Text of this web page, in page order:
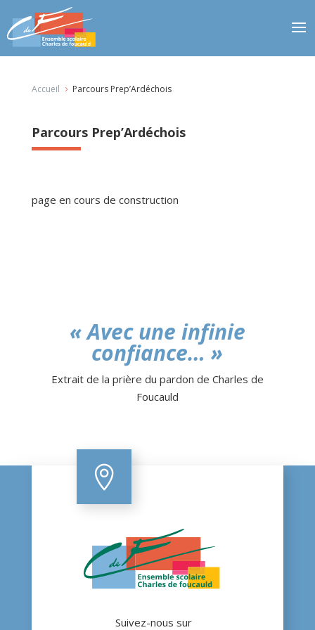
Accueil 5 Parcours Prep’Ardéchois
Parcours Prep’Ardéchois
page en cours de construction
« Avec une infinie
confiance… »
Extrait de la prière du pardon de Charles de
Foucauld

Suivez-nous sur